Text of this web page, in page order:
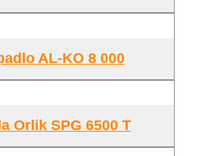
AL-KO 8 000
Orlik SPG 6500 T